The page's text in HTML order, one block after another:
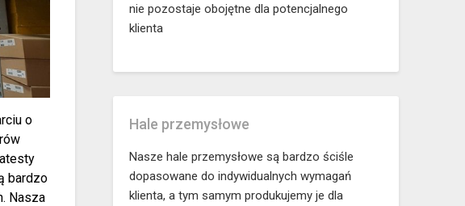
o
bardzo
Nasza
nie pozostaje obojętne dla potencjalnego
klienta
Hale przemysłowe
Nasze hale przemysłowe są bardzo ściśle
dopasowane do indywidualnych wymagań
klienta, a tym samym produkujemy je dla